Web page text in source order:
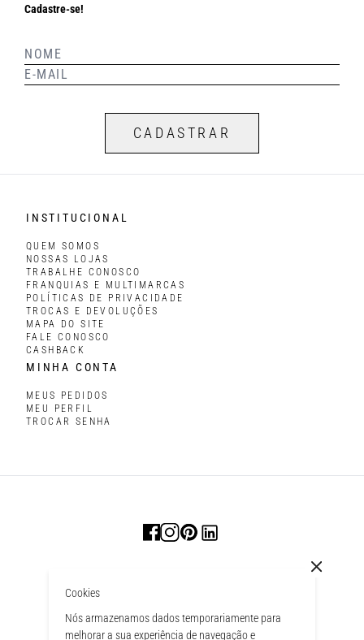
Cookies
Nós armazenamos dados temporariamente para
melhorar a sua experiência de navegação e
Cadastre-se!
CADASTRAR
INSTITUCIONAL
QUEM SOMOS
NOSSAS LOJAS
TRABALHE CONOSCO
FRANQUIAS E MULTIMARCAS
POLÍTICAS DE PRIVACIDADE
TROCAS E DEVOLUÇÕES
MAPA DO SITE
FALE CONOSCO
CASHBACK
MINHA CONTA
MEUS PEDIDOS
MEU PERFIL
TROCAR SENHA